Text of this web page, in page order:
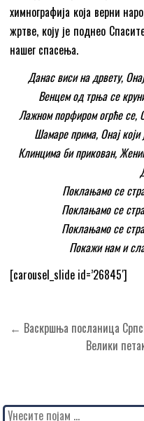
химнографија која верни
жртве, коју је поднео
нашег спасења.
Данас виси на дрвету,
Венцем од трња се
Лажном порфиром огрће се,
Шамаре прима, Онај
Клинцима би прикован,
Поклањамо се
Поклањамо се
Поклањамо се
Покажи нам и
[carousel_slide id=’26845′]
Кретање
← Васкршња посланица
Велики
Search